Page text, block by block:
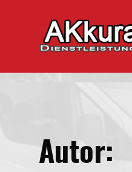
Autor: